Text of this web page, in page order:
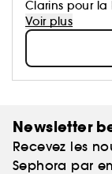
Clarins pour
l'ouverture du
N°1 Européen
Voir plus
Newsletter
Recevez les
Sephora par